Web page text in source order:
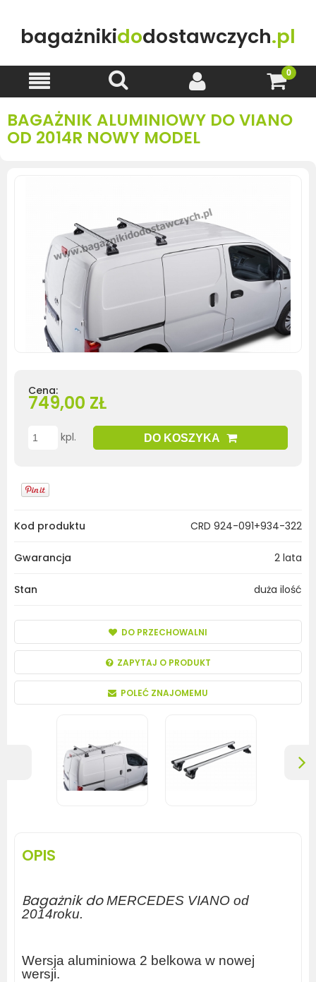
bagażnikidodostawczych.pl
BAGAŻNIK ALUMINIOWY DO VIANO
OD 2014R NOWY MODEL
Kod produktu CRD 924-091+934-322
Gwarancja 2 lata
Stan duża ilość
DO PRZECHOWALNI
ZAPYTAJ O PRODUKT
POLEĆ ZNAJOMEMU
Cena:
749,00 ZŁ
kpl. DO KOSZYKA
OPIS
Bagażnik doMERCEDES VIANO od
2014roku.
Wersja aluminiowa 2 belkowa w nowej
wersji.